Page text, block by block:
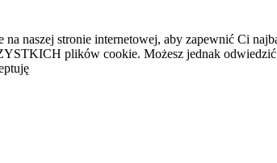
naszej stronie internetowej, aby zapewnić Ci
plików cookie. Możesz jednak